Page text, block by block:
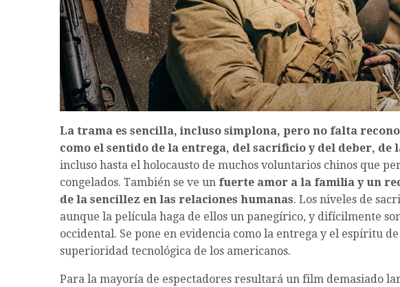
La trama es sencilla, incluso simplona, pero no falta
como el sentido de la entrega, del sacrificio y del deber,
incluso hasta el holocausto de muchos voluntarios chinos que
congelados. También se ve un fuerte amor a la familia y un
de la sencillez en las relaciones humanas. Los niveles de
aunque la película haga de ellos un panegírico, y difícilmente
occidental. Se pone en evidencia como la entrega y el espíritu
superioridad tecnológica de los americanos.
Para la mayoría de espectadores resultará un film demasiado